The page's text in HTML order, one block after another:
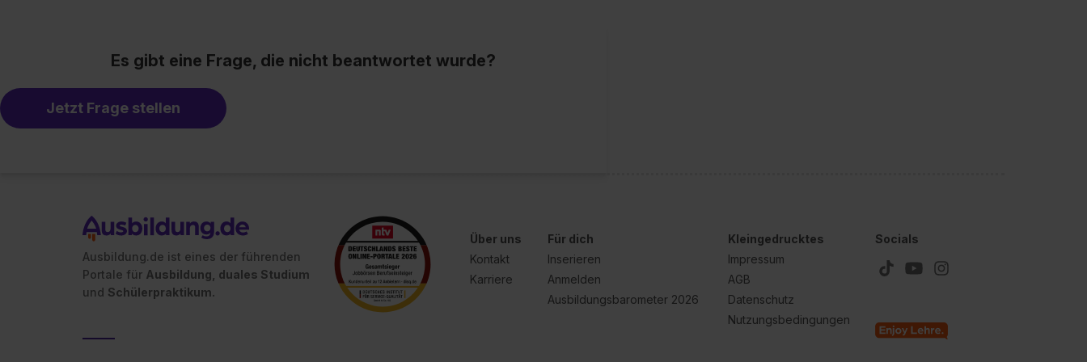
Es gibt eine Frage, die nicht beantwortet wurde?
Jetzt Frage stellen
Ausbildung.de ist eines der führenden
Portale für Ausbildung, duales Studium
und Schülerpraktikum.
Über uns
Kontakt
Karriere
Für dich
Inserieren
Anmelden
Ausbildungsbarometer 2026
Kleingedrucktes
Impressum
AGB
Datenschutz
Nutzungsbedingungen
Socials